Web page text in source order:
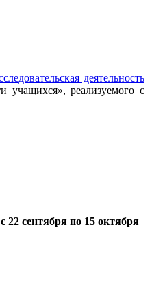
деятельность
учащихся», реализуемого с
с 22 сентября по 15 октября